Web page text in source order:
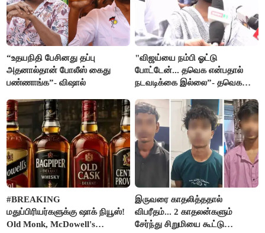
“உதயநிதி பேசினது தப்பு
அதனால்தான் போலீஸ் கைது
பண்ணாங்க”- விஷால்
"விஜய்யை நம்பி ஓட்டு
போட்டேன்... தவெக என்பதால்
நடவடிக்கை இல்லை”- தவெக
கதறல்
#BREAKING
மதுப்பிரியர்களுக்கு ஷாக் நியூஸ்!
Old Monk, McDowell's
இருவரை காதலித்ததால்
விபரீதம்... 2 காதலன்களும்
சேர்ந்து சிறுமியை கூட்டு